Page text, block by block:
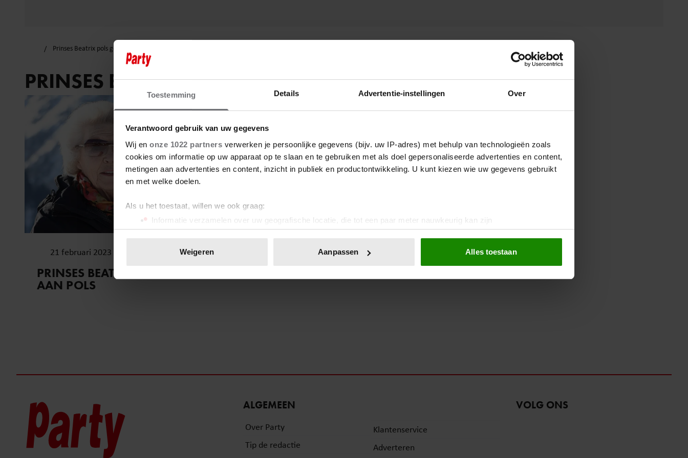
Toestemming Details Advertentie-instellingen Over
Verantwoord gebruik van uw gegevens
Wij en onze 1022 partners verwerken je persoonlijke gegevens (bijv. uw IP-adres) met behulp van technologieën zoals
cookies om informatie op uw apparaat op te slaan en te gebruiken met als doel gepersonaliseerde advertenties en content,
metingen aan advertenties en content, inzicht in publiek en productontwikkeling. U kunt kiezen wie uw gegevens gebruikt
en met welke doelen.
Als u het toestaat, willen we ook graag:
Informatie verzamelen over uw geografische locatie, die tot een paar meter nauwkeurig kan zijn
Uw apparaat identificeren door het actief te scannen op specifieke eigenschappen (fingerprinting)
toestemming op elk moment wijzigen of intrekken in de Cookieverklaring.
Weigeren Aanpassen Alles toestaan
Prinses Beatrix pols gebroken
PRINSES BEATRIX POLS GEBROKEN
21 februari 2023
PRINSES BEATRIX GEOPEREERD
AAN POLS
ALGEMEEN
Over Party
Tip de redactie
Klantenservice
Adverteren
VOLG ONS